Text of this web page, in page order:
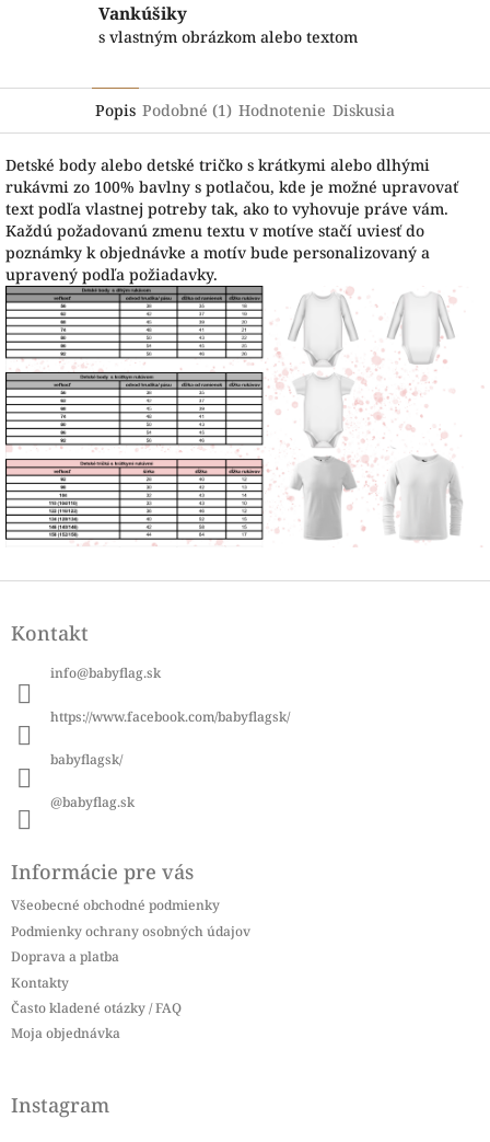
Vankúšiky
s vlastným obrázkom alebo textom
Popis Podobné (1) Hodnotenie Diskusia
Detské body alebo detské tričko s krátkymi alebo dlhými
rukávmi zo 100% bavlny s potlačou, kde je možné upravovať
text podľa vlastnej potreby tak, ako to vyhovuje práve vám.
Každú požadovanú zmenu textu v motíve stačí uviesť do
poznámky k objednávke a motív bude personalizovaný a
upravený podľa požiadavky.
pKontakt
info@babyflag.sk
https://www.facebook.com/babyflagsk/
babyflagsk/
@babyflag.sk
Informácie pre vás
Všeobecné obchodné podmienky
Podmienky ochrany osobných údajov
Doprava a platba
Kontakty
Často kladené otázky / FAQ
Moja objednávka
Instagram